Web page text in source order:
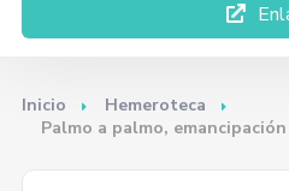
Inicio
Hemeroteca
Palmo a palmo,